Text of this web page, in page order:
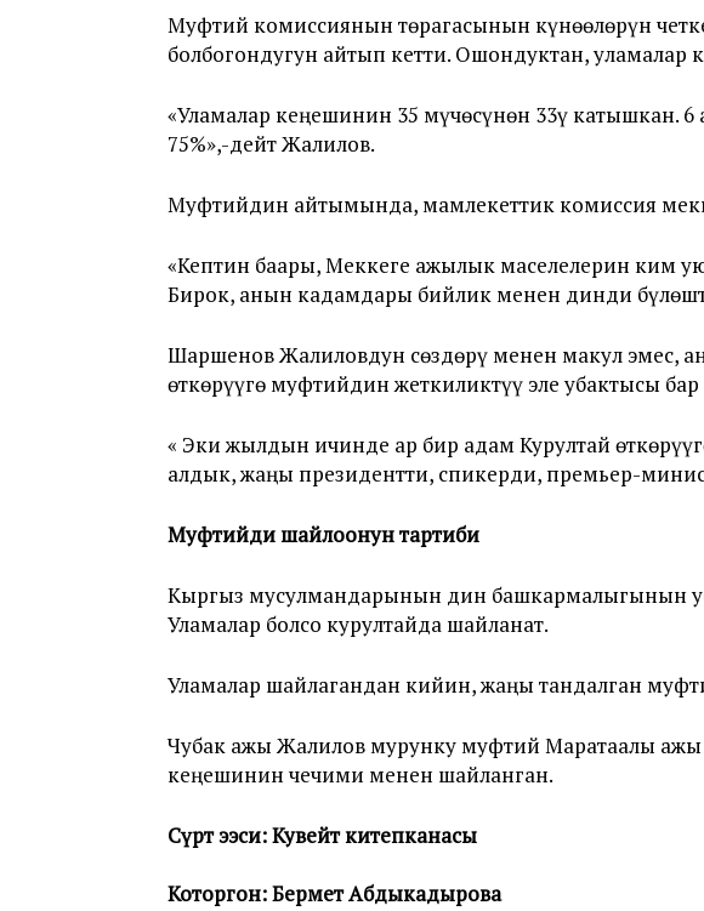
Муфтий комиссиянын төрагасынын күнөөлөрүн
болбогондугун айтып кетти. Ошондуктан,
«Уламалар кеңешинин 35 мүчөсүнөн 33ү катышкан.
75%»,-дейт Жалилов.
Муфтийдин айтымында, мамлекеттик комиссия
«Кептин баары, Меккеге ажылык маселелерин ким
Бирок, анын кадамдары бийлик менен динди
Шаршенов Жалиловдун сөздөрү менен макул эмес,
өткөрүүгө муфтийдин жеткиликтүү эле убактысы бар
« Эки жылдын ичинде ар бир адам Курултай
алдык, жаңы президентти, спикерди, премьер-
Муфтийди шайлоонун тартиби
Кыргыз мусулмандарынын дин башкармалыгынын
Уламалар болсо курултайда шайланат.
Уламалар шайлагандан кийин, жаңы тандалган
Чубак ажы Жалилов мурунку муфтий Маратаалы
кеңешинин чечими менен шайланган.
Сүрөт ээси: Кувейт китепканасы
Которгон: Бермет Абдыкадырова